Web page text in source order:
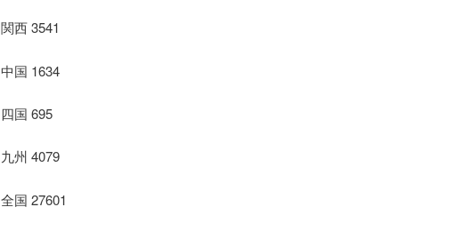
関西 3541
中国 1634
四国 695
九州 4079
全国 27601